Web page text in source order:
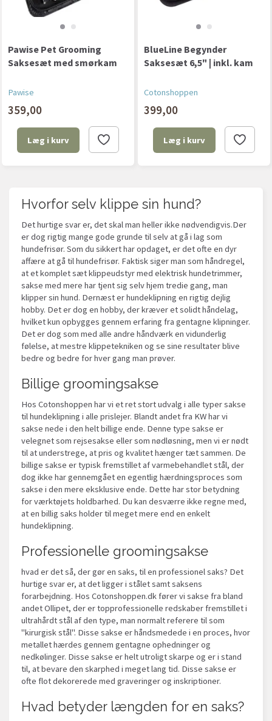
Pawise Pet Grooming
Saksesæt med smørkam
Pawise
359,00
Læg i kurv
BlueLine Begynder
Saksesæt 6,5" | inkl. kam
Cotonshoppen
399,00
Læg i kurv
Hvorfor selv klippe sin hund?
Det hurtige svar er, det skal man heller ikke nødvendigvis.Der
er dog rigtig mange gode grunde til selv at gå i lag som
hundefrisør. Som du sikkert har opdaget, er det ofte en dyr
affære at gå til hundefrisør. Faktisk siger man som håndregel,
at et komplet sæt klippeudstyr med elektrisk hundetrimmer,
sakse med mere har tjent sig selv hjem tredie gang, man
klipper sin hund. Dernæst er hundeklipning en rigtig dejlig
hobby. Det er dog en hobby, der kræver et solidt håndelag,
hvilket kun opbygges gennem erfaring fra gentagne klipninger.
Det er dog som med alle andre håndværk en vidunderlig
følelse, at mestre klippetekniken og se sine resultater blive
bedre og bedre for hver gang man prøver.
Billige groomingsakse
Hos Cotonshoppen har vi et ret stort udvalg i alle typer sakse
til hundeklipning i alle prislejer. Blandt andet fra KW har vi
sakse nede i den helt billige ende. Denne type sakse er
velegnet som rejsesakse eller som nødløsning, men vi er nødt
til at understrege, at pris og kvalitet hænger tæt sammen. De
billige sakse er typisk fremstillet af varmebehandlet stål, der
dog ikke har gennemgået en egentlig hærdningsproces som
sakse i den mere eksklusive ende. Dette har stor betydning
for værktøjets holdbarhed. Du kan desværre ikke regne med,
at en billig saks holder til meget mere end en enkelt
hundeklipning.
Professionelle groomingsakse
hvad er det så, der gør en saks, til en professionel saks? Det
hurtige svar er, at det ligger i stålet samt saksens
forarbejdning. Hos Cotonshoppen.dk fører vi sakse fra bland
andet Ollipet, der er topprofessionelle redskaber fremstillet i
ultrahårdt stål af den type, man normalt referere til som
"kirurgisk stål". Disse sakse er håndsmedede i en proces, hvor
metallet hærdes gennem gentagne ophedninger og
nedkølinger. Disse sakse er helt utroligt skarpe og er i stand
til, at bevare den skarphed i meget lang tid. Disse sakse er
ofte flot dekorerede med graveringer og inskriptioner.
Hvad betyder længden for en saks?